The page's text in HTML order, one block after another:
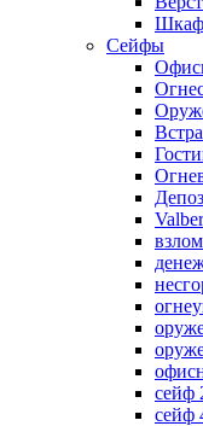
Шкаф
Сейфы
сейф
сейф